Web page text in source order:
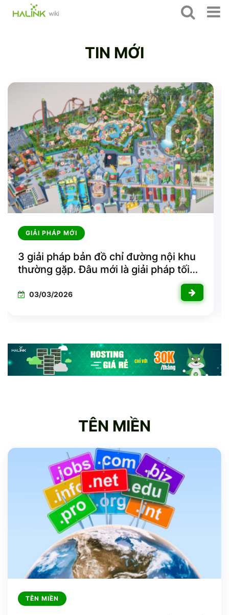
TIN MỚI
đường nội khu
là giải pháp tối
IMAP là gì? Sự khác
và POP3
TÊN MIỀN
TÊN MIỀN